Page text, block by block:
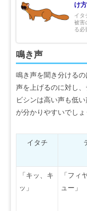
け
イタ
被害
る必
法を
鳴き声
鳴き声を聞き分ける
声を上げるのに対し
ビシンは高い声も低
が分かりやすいでしょ
イタチ
「キッ、キ
ッ」
「フィ
ュー」